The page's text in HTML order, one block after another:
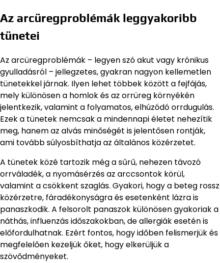
Az arcüregproblémák leggyakoribb
tünetei
Az arcüregproblémák – legyen szó akut vagy krónikus
gyulladásról – jellegzetes, gyakran nagyon kellemetlen
tünetekkel járnak. Ilyen lehet többek között a fejfájás,
mely különösen a homlok és az orrüreg környékén
jelentkezik, valamint a folyamatos, elhúzódó orrdugulás.
Ezek a tünetek nemcsak a mindennapi életet nehezítik
meg, hanem az alvás minőségét is jelentősen rontják,
ami tovább súlyosbíthatja az általános közérzetet.
A tünetek közé tartozik még a sűrű, nehezen távozó
orrváladék, a nyomásérzés az arccsontok körül,
valamint a csökkent szaglás. Gyakori, hogy a beteg rossz
közérzetre, fáradékonyságra és esetenként lázra is
panaszkodik. A felsorolt panaszok különösen gyakoriak a
náthás, influenzás időszakokban, de allergiák esetén is
előfordulhatnak. Ezért fontos, hogy időben felismerjük és
megfelelően kezeljük őket, hogy elkerüljük a
szövődményeket.